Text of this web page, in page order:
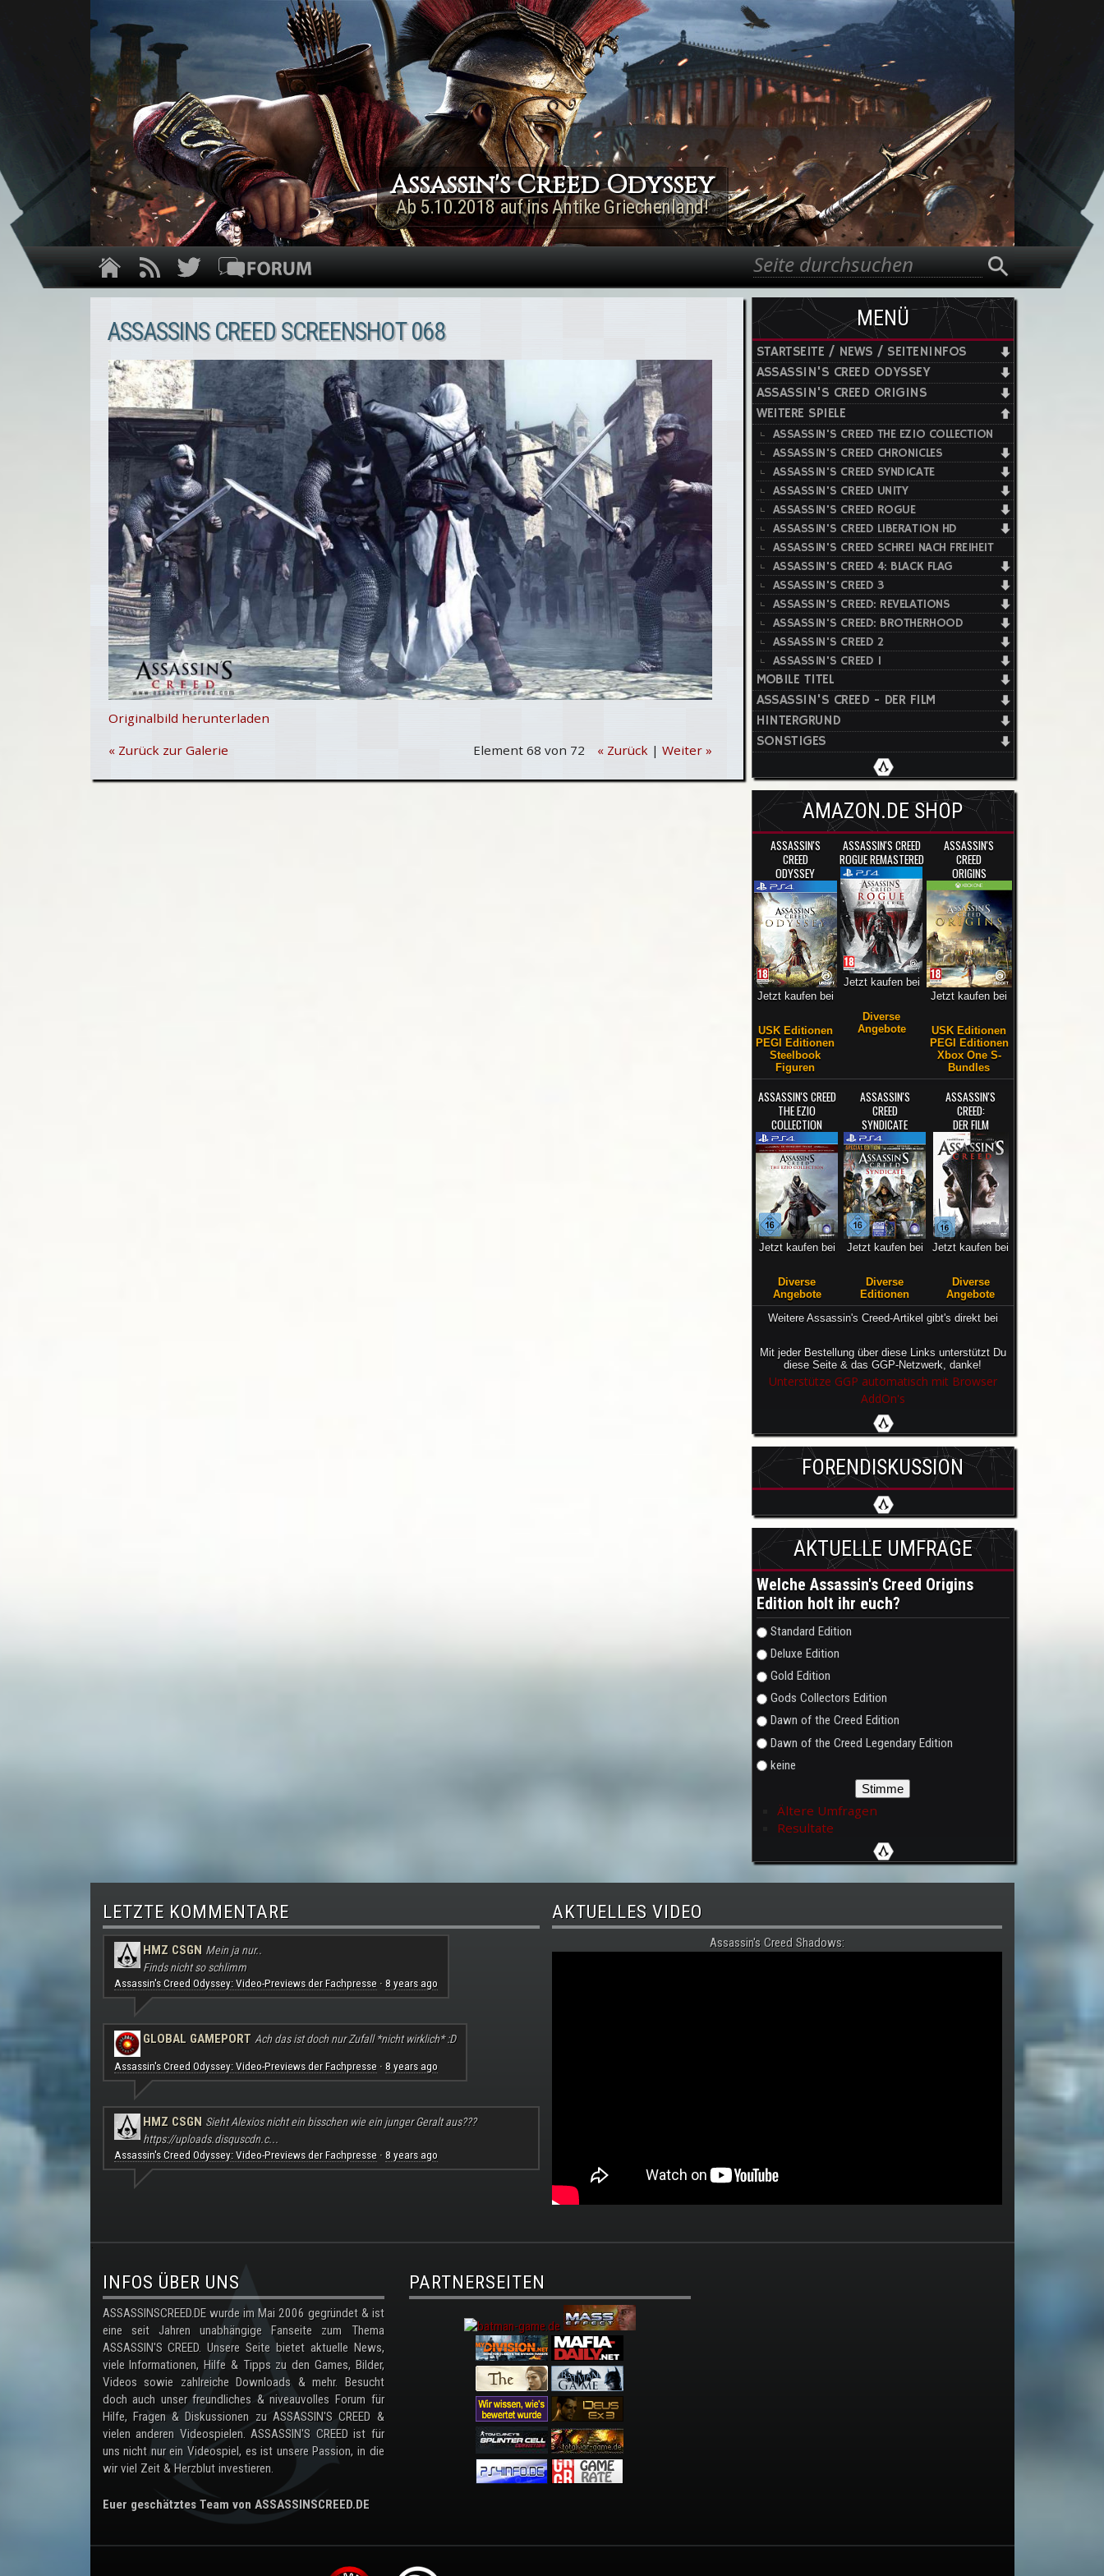
Direkt zum Inhalt
Assassin's Creed Rogue
Remastered
Jetzt für PS4 & Xbox One!
Suchformular
Suche
ASSASSINS CREED SCREENSHOT 068
Originalbild herunterladen
« Zurück zur Galerie
Element 68 von 72 « Zurück |Weiter »
MENÜ
STARTSEITE / NEWS / SEITENINFOS
ASSASSIN'S CREED ODYSSEY
ASSASSIN'S CREED ORIGINS
WEITERE SPIELE
ASSASSIN'S CREED THE EZIO COLLECTION
ASSASSIN'S CREED CHRONICLES
ASSASSIN'S CREED SYNDICATE
ASSASSIN'S CREED UNITY
ASSASSIN'S CREED ROGUE
ASSASSIN'S CREED LIBERATION HD
ASSASSIN'S CREED SCHREI NACH FREIHEIT
ASSASSIN'S CREED 4: BLACK FLAG
ASSASSIN'S CREED 3
ASSASSIN'S CREED: REVELATIONS
ASSASSIN'S CREED: BROTHERHOOD
ASSASSIN'S CREED 2
ASSASSIN'S CREED 1
MOBILE TITEL
ASSASSIN'S CREED - DER FILM
HINTERGRUND
SONSTIGES
AMAZON.DE SHOP
ASSASSIN'S
CREED
ODYSSEY
Jetzt kaufen bei
USK Editionen
PEGI Editionen
Steelbook
Figuren
ASSASSIN'S CREED
ROGUE REMASTERED
Jetzt kaufen bei
Diverse
Angebote
ASSASSIN'S
CREED
ORIGINS
Jetzt kaufen bei
USK Editionen
PEGI Editionen
Xbox One S-
Bundles
ASSASSIN'S CREED
THE EZIO
COLLECTION
Jetzt kaufen bei
Diverse
Angebote
ASSASSIN'S
CREED
SYNDICATE
Jetzt kaufen bei
Diverse
Editionen
ASSASSIN'S
CREED:
DER FILM
Jetzt kaufen bei
Diverse
Angebote
Weitere Assassin's Creed-Artikel gibt's direkt bei
Mit jeder Bestellung über diese Links unterstützt Du
diese Seite & das GGP-Netzwerk, danke!
Unterstütze GGP automatisch mit Browser
AddOn's
FORENDISKUSSION
AKTUELLE UMFRAGE
Welche Assassin's Creed Origins
Edition holt ihr euch?
Auswahlmöglichkeiten
Standard Edition
Deluxe Edition
Gold Edition
Gods Collectors Edition
Dawn of the Creed Edition
Dawn of the Creed Legendary Edition
keine
Ältere Umfragen
Resultate
LETZTE KOMMENTARE
HMZ CSGN Mein ja nur..
Finds nicht so schlimm
Assassin's Creed Odyssey: Video-Previews der Fachpresse· 8 years ago
GLOBAL GAMEPORT Ach das ist doch nur Zufall *nicht wirklich* :D
Assassin's Creed Odyssey: Video-Previews der Fachpresse· 8 years ago
HMZ CSGN Sieht Alexios nicht ein bisschen wie ein junger Geralt aus???
https://uploads.disquscdn.c...
Assassin's Creed Odyssey: Video-Previews der Fachpresse· 8 years ago
AKTUELLES VIDEO
Assassin's Creed Shadows:
.
INFOS ÜBER UNS
ASSASSINSCREED.DE wurde im Mai 2006 gegründet & ist
eine seit Jahren unabhängige Fanseite zum Thema
ASSASSIN'S CREED. Unsere Seite bietet aktuelle News,
viele Informationen, Hilfe & Tipps zu den Games, Bilder,
Videos sowie zahlreiche Downloads & mehr. Besucht
doch auch unser freundliches & niveauvolles Forum für
Hilfe, Fragen & Diskussionen zu ASSASSIN'S CREED &
vielen anderen Videospielen. ASSASSIN'S CREED ist für
uns nicht nur ein Videospiel, es ist unsere Passion, in die
wir viel Zeit & Herzblut investieren.
Euer geschätztes Team von ASSASSINSCREED.DE
PARTNERSEITEN